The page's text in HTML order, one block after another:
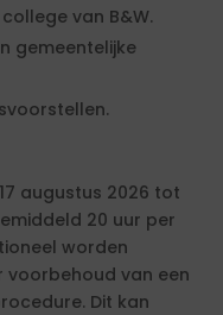
van B&W.
gemeentelijke
augustus 2026 tot
20 uur per
worden
van een
Dit kan